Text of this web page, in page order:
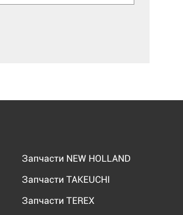
Запчасти NEW HOLLAND
Запчасти TAKEUCHI
Запчасти TEREX